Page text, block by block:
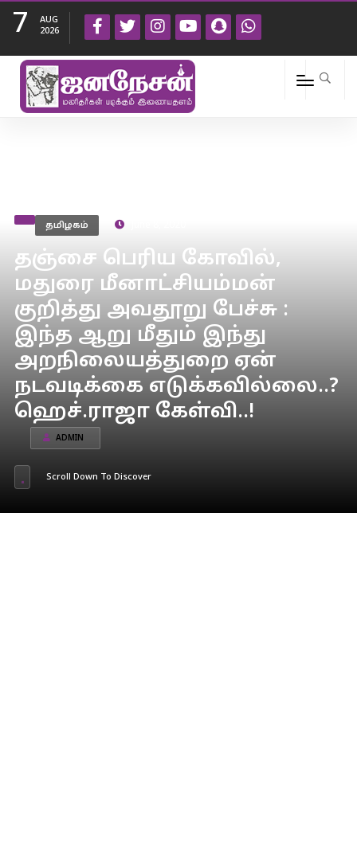
7
AUG
2026
தமிழகம்
தஞ்சை பெரிய கோவில்,
மதுரை மீனாட்சியம்மன்
குறித்து அவதூறு பேச்சு :
இந்த ஆறு மீதும் இந்து
அறநிலையத்துறை ஏன்
நடவடிக்கை எடுக்கவில்லை..?
ஹெச்.ராஜா கேள்வி..!
ADMIN
Scroll Down To Discover